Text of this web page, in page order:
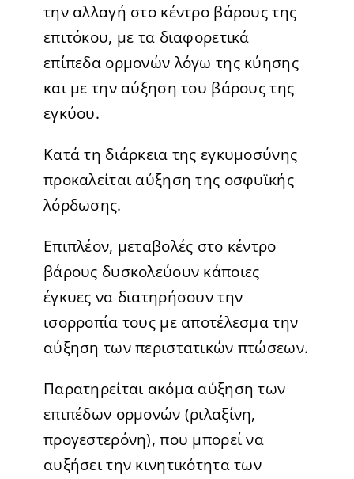
την αλλαγή στο κέντρο βάρους της
επιτόκου, με τα διαφορετικά
επίπεδα ορμονών λόγω της κύησης
και με την αύξηση του βάρους της
εγκύου.
Κατά τη διάρκεια της εγκυμοσύνης
προκαλείται αύξηση της οσφυϊκής
λόρδωσης.
Επιπλέον, μεταβολές στο κέντρο
βάρους δυσκολεύουν κάποιες
έγκυες να διατηρήσουν την
ισορροπία τους με αποτέλεσμα την
αύξηση των περιστατικών πτώσεων.
Παρατηρείται ακόμα αύξηση των
επιπέδων ορμονών (ριλαξίνη,
προγεστερόνη), που μπορεί να
αυξήσει την κινητικότητα των